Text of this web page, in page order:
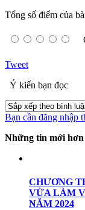
Tổng số điểm của
Tweet
Ý kiến bạn đọc
Bạn cần đăng nhập
Những tin mới hơn
CHƯƠNG
VỪA LÀM
NĂM 2024